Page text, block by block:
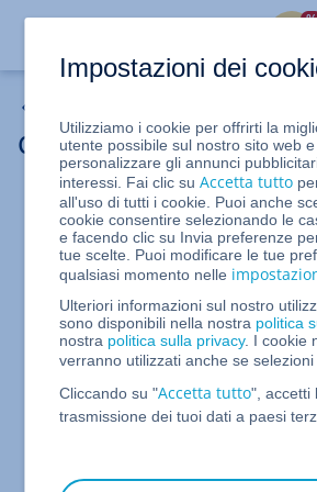
%
Collegare un dominio
Per Hosting WordPress e
WordPress
(Per maggiori informazioni sulle
di IONOS)
Collegandolo a undominio, il
WordPress diventa disponibile al
Internet personale. Questo
creare il collegamento.
Impostazioni dei
Utilizziamo i cookie per offrirti la
utente possibile sul nostro sito web
personalizzare gli annunci
interessi. Fai clic suAccetta tutto
all'uso di tutti i cookie. Puoi anche
cookie consentire selezionando le
e facendo clic su Invia preferenze
tue scelte. Puoi modificare le tue
qualsiasi momento nelle
Ulteriori informazioni sul nostro
sono disponibili nella nostra politica
nostra politica sulla privacy. I cookie
verranno utilizzati anche se selezioni
Cliccando su "Accetta tutto", accetti
trasmissione dei tuoi dati a paesi